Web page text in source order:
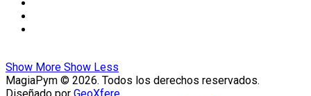
Show More Show Less
MagiaPym © 2026. Todos los derechos reservados.